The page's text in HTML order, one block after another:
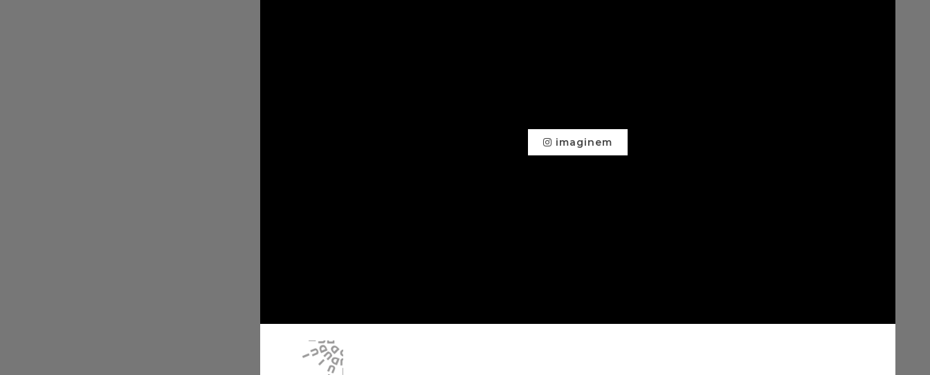
imaginem